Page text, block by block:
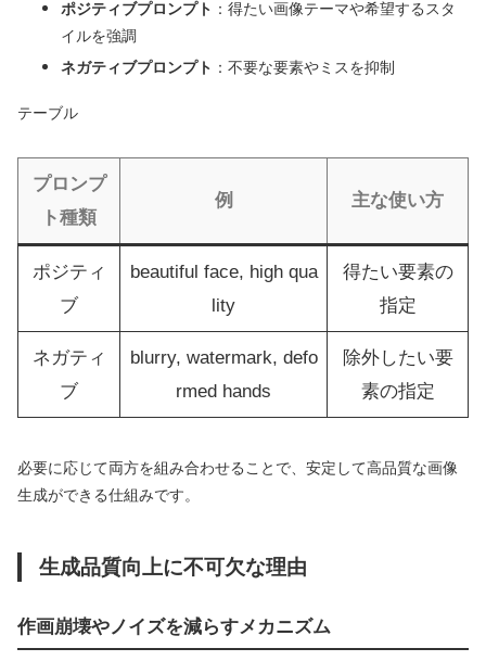
ポジティブプロンプト ：得たい画像テーマや希望するスタ
イルを強調
ネガティブプロンプト ：不要な要素やミスを抑制
テーブル
プロンプ
ト種類
例 主な使い方
ポジティ
ブ
beautiful face, high qua
lity
得たい要素の
指定
ネガティ
ブ
blurry, watermark, defo
rmed hands
除外したい要
素の指定
必要に応じて両方を組み合わせることで、安定して高品質な画像
生成ができる仕組みです。
生成品質向上に不可欠な理由
作画崩壊やノイズを減らすメカニズム